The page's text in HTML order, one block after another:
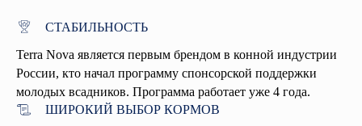
СТАБИЛЬНОСТЬ
Terra Nova является первым брендом в конной индустрии
России, кто начал программу спонсорской поддержки
молодых всадников. Программа работает уже 4 года.
ШИРОКИЙ ВЫБОР КОРМОВ
О КОМПАНИИ